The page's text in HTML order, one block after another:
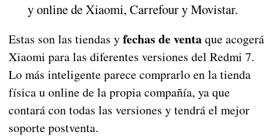
y online de Xiaomi, Carrefour y Movistar.
Estas son las tiendas yfechas de ventaque acogerá
Xiaomi para las diferentes versiones del Redmi 7.
Lo más inteligente parece comprarlo en la tienda
física u online de la propia compañía, ya que
contará con todas las versiones y tendrá el mejor
soporte postventa.